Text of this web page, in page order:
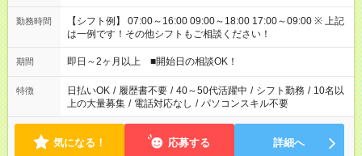
勤務時間
【シフト例】 07:00～16:00 09:00～18:00 17:00～09:00 ※ 上記
は一例です！その他シフトもご相談ください！
期間 即日～2ヶ月以上 ■開始日の相談OK！
特徴 日払いOK / 履歴書不要 / 40～50代活躍中 / シフト勤務 / 10名以
上の大量募集 / 電話対応なし / パソコンスキル不要
気になる！ 応募する 詳細へ